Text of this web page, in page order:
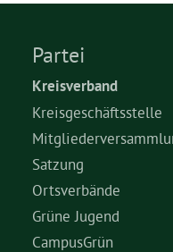
Partei
Kreisverband
Kreisgeschäftsstelle
Satzung
Ortsverbände
Grüne Jugend
CampusGrün